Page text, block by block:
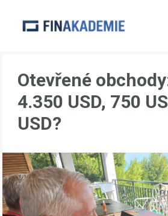
Otevřené
4.350 USD, 750
USD?